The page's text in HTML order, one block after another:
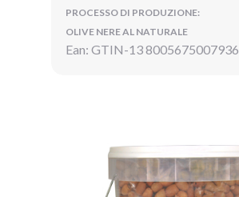
PROCESSO DI PRODUZIONE:
OLIVE NERE AL NATURALE
Ean: GTIN-13 8005675007936